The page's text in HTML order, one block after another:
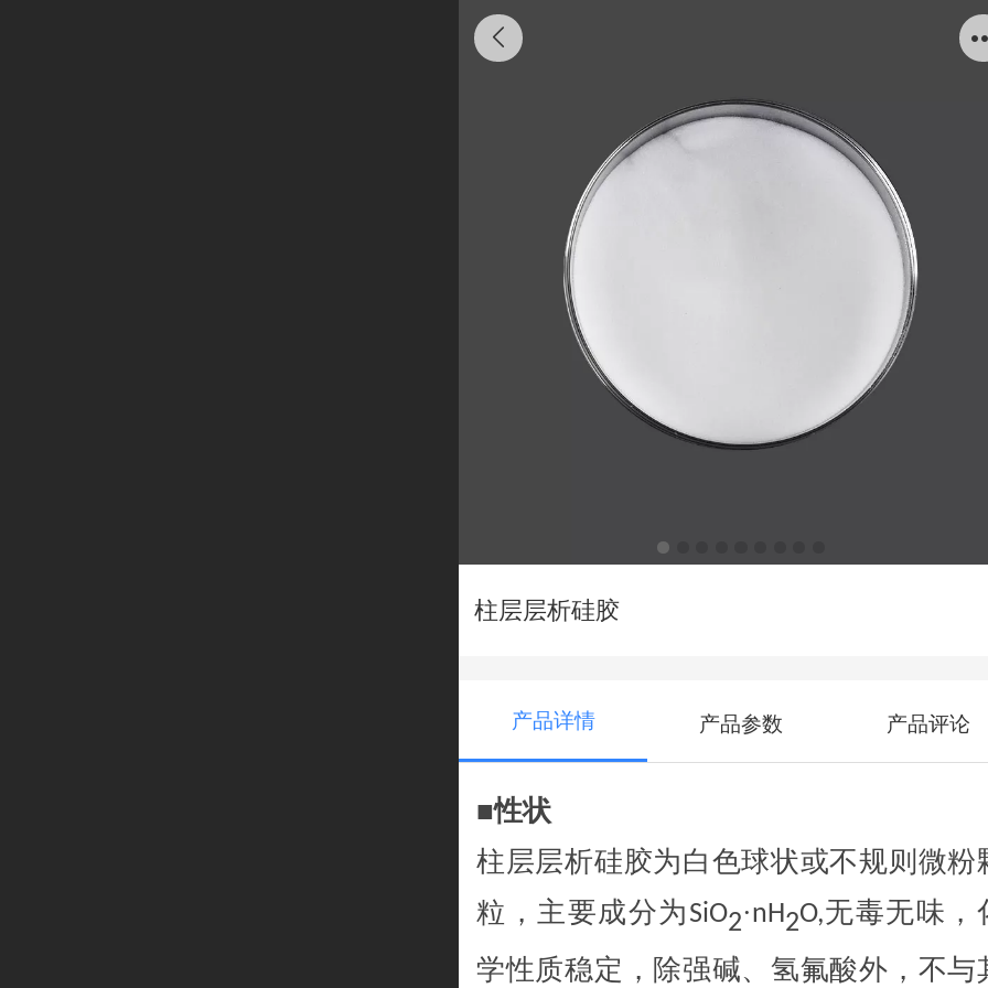
柱层层析硅胶
产品详情 产品参数 产品评论
■性状
柱层层析硅胶为白色球状或不规则微粉
粒，主要成分为 SiO2·nH 2O,无毒无味，
学性质稳定，除强碱、氢氟酸外，不与